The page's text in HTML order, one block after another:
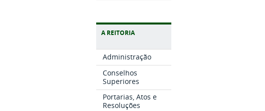
A REITORIA
Administração
Conselhos
Superiores
Portarias, Atos e
Resoluções